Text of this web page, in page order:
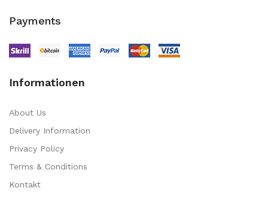
Payments
Informationen
About Us
Delivery Information
Privacy Policy
Terms & Conditions
Kontakt